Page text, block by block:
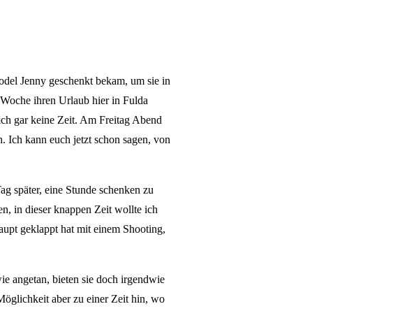
Jenny geschenkt bekam, um sie in
ihren Urlaub hier in Fulda
gar keine Zeit. Am Freitag Abend
Ich kann euch jetzt schon sagen, von
später, eine Stunde schenken zu
in dieser knappen Zeit wollte ich
geklappt hat mit einem Shooting,
angetan, bieten sie doch irgendwie
aber zu einer Zeit hin, wo